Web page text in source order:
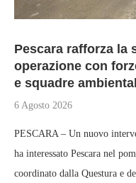
Pescara rafforza la
operazione con
e squadre
6 Agosto 2026
PESCARA – Un nuovo
ha interessato Pescara nel
coordinato dalla Questura e